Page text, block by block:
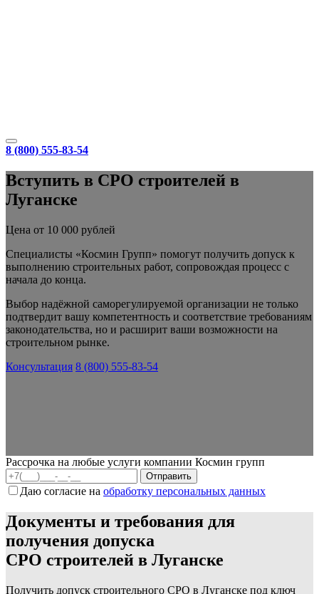
8 (800) 555-83-54
Вступить в СРО строителей в
Луганске
Цена от 10 000 рублей
Специалисты «Космин Групп» помогут получить допуск к
выполнению строительных работ, сопровождая процесс с
начала до конца.
Выбор надёжной саморегулируемой организации не только
подтвердит вашу компетентность и соответствие требованиям
законодательства, но и расширит ваши возможности на
строительном рынке.
Консультация 8 (800) 555-83-54
Рассрочка на любые услуги компании Космин групп
Даю согласие на обработку персональных данных
Документы и требования для
получения допуска
СРО строителей в Луганске
Получить допуск строительного СРО в Луганске под ключ